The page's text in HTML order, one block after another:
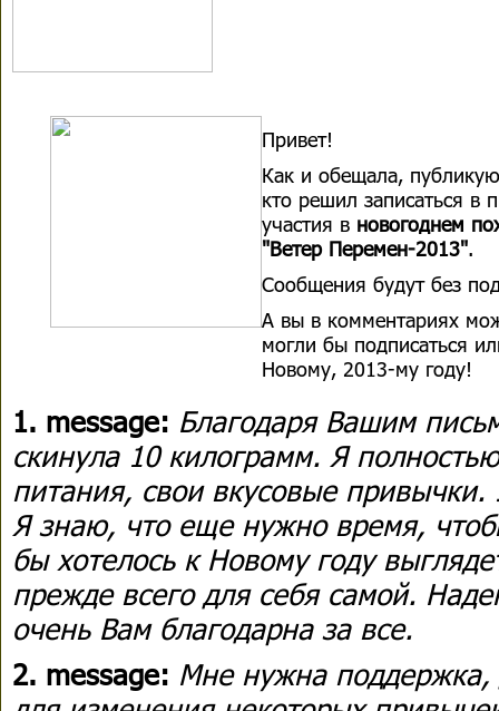
Привет!
Как и обещала,
кто решил записаться в
участия в новогоднем
"Ветер Перемен-2013".
Сообщения будут без
А вы в комментариях
могли бы подписаться
Новому, 2013-му году!
1. message: Благодаря Вашим
скинула 10 килограмм. Я
питания, свои вкусовые
Я знаю, что еще нужно время,
бы хотелось к Новому году
прежде всего для себя самой.
очень Вам благодарна за все.
2. message: Мне нужна поддержка,